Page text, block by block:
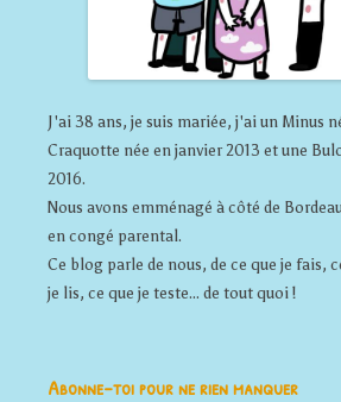
J'ai 38 ans, je suis mariée, j'ai un Minus
Craquotte née en janvier 2013 et une
2016.
Nous avons emménagé à côté de
en congé parental.
Ce blog parle de nous, de ce que je fais,
je lis, ce que je teste... de tout quoi !
Abonne-toi pour ne rien manquer